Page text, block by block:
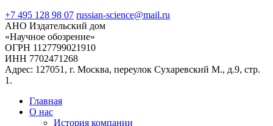
+7 495 128 98 07 russian-science@mail.ru
АНО Издательский дом
«Научное обозрение»
ОГРН 1127799021910
ИНН 7702471268
Адрес: 127051, г. Москва, переулок Сухаревский М., д.9, стр.
1.
Главная
О нас
История компании